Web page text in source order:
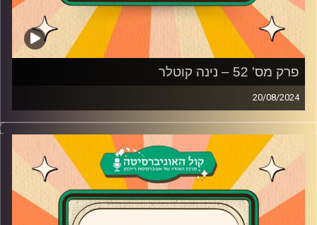
פרק מס' 52 – נינה קוטלר
20/08/2024
נינה קוטלר מגיעה לאולפן פלאשבק!
שחקנית התיאטרון, הטלוויזיה והקולנוע, נינה קוטלר מגיעה
לדבר על תפקידיה בשיר שלנו ומשחק החיים ועד כמה
הדמויות היו שונות ממנה. בנוסף, נינה מדברת על היחסים שלה
עם עולם המשחק, מה הבטיחה לעצמה בתור ילדה ועל ההצגה
"לילה טוב אימא" שגרמה לה לחשוב לקבל תובנות חדשות על